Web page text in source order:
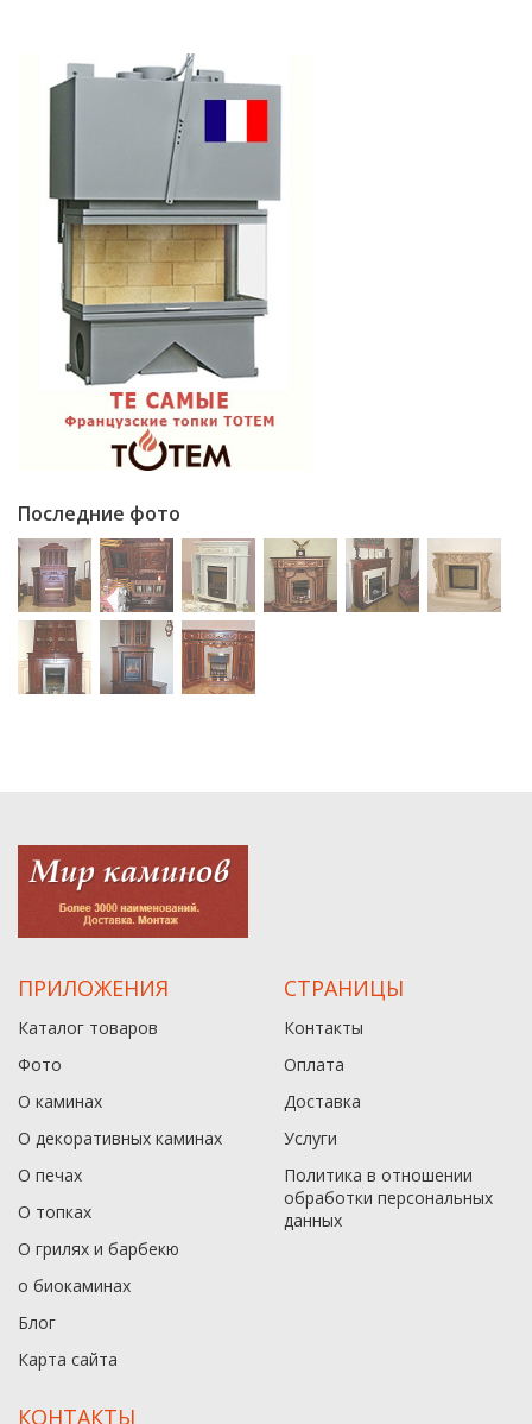
Последние фото
ПРИЛОЖЕНИЯ
Каталог товаров
Фото
О каминах
О декоративных каминах
О печах
О топках
О грилях и барбекю
о биокаминах
Блог
Карта сайта
СТРАНИЦЫ
Контакты
Оплата
Доставка
Услуги
Политика в отношении
обработки персональных
данныx
КОНТАКТЫ